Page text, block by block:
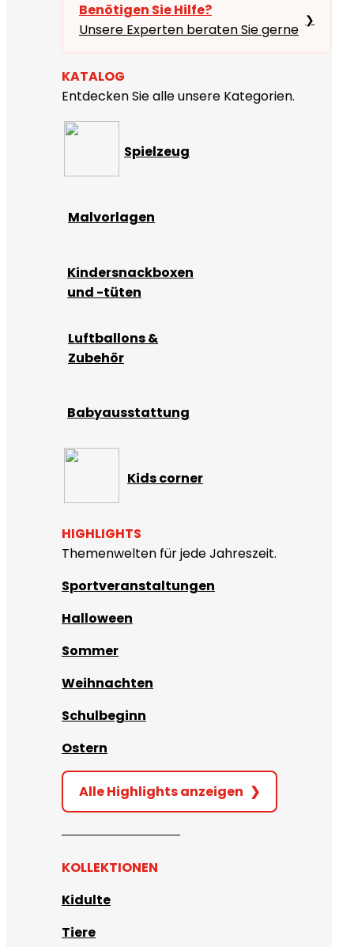
Benötigen Sie Hilfe?
Unsere Experten beraten Sie gerne
❯
KATALOG
Entdecken Sie alle unsere Kategorien.
Spielzeug
Malvorlagen
Kindersnackboxen
und -tüten
Luftballons &
Zubehör
Babyausstattung
Kids corner
HIGHLIGHTS
Themenwelten für jede Jahreszeit.
Sportveranstaltungen
Halloween
Sommer
Weihnachten
Schulbeginn
Ostern
Alle Highlights anzeigen ❯
KOLLEKTIONEN
Kidulte
Tiere